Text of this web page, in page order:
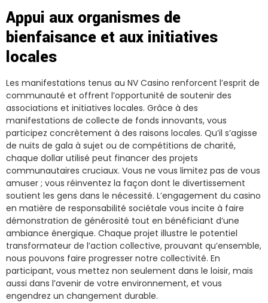
Appui aux organismes de
bienfaisance et aux initiatives
locales
Les manifestations tenus au NV Casino renforcent l’esprit de
communauté et offrent l’opportunité de soutenir des
associations et initiatives locales. Grâce à des
manifestations de collecte de fonds innovants, vous
participez concrètement à des raisons locales. Qu’il s’agisse
de nuits de gala à sujet ou de compétitions de charité,
chaque dollar utilisé peut financer des projets
communautaires cruciaux. Vous ne vous limitez pas de vous
amuser ; vous réinventez la façon dont le divertissement
soutient les gens dans le nécessité. L’engagement du casino
en matière de responsabilité sociétale vous incite à faire
démonstration de générosité tout en bénéficiant d’une
ambiance énergique. Chaque projet illustre le potentiel
transformateur de l’action collective, prouvant qu’ensemble,
nous pouvons faire progresser notre collectivité. En
participant, vous mettez non seulement dans le loisir, mais
aussi dans l’avenir de votre environnement, et vous
engendrez un changement durable.